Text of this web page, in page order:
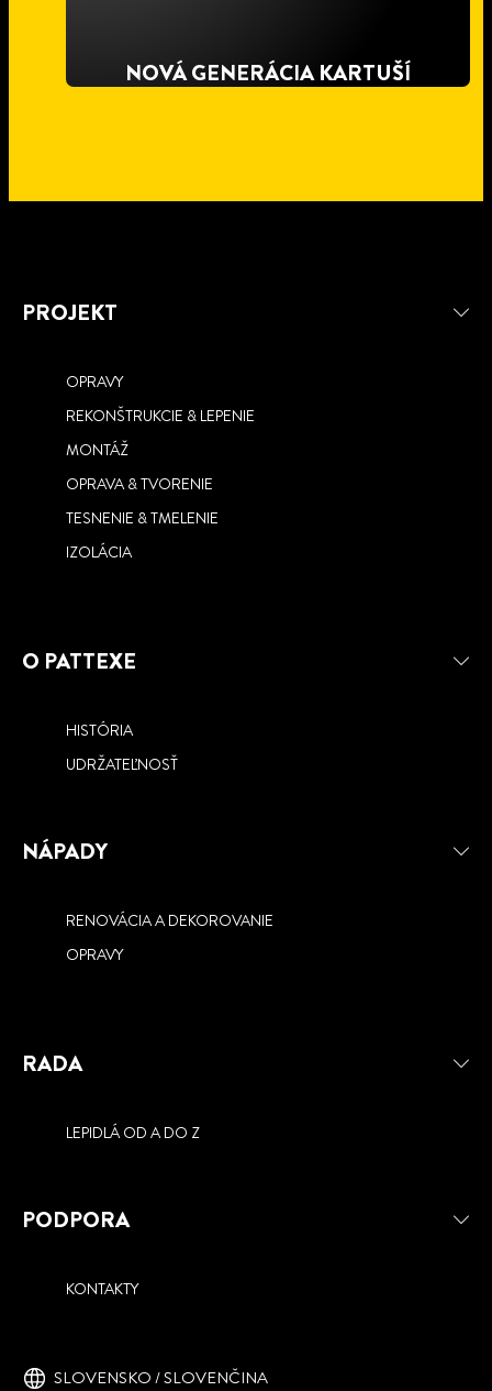
NOVÁ GENERÁCIA KARTUŠÍ
FIX & REMOVE
UNIKÁTNA PU PENA ŠETRNÁ K
ONE FOR ALL JEDNOTKA NA
PROJEKT
OPRAVY
REKONŠTRUKCIE & LEPENIE
MONTÁŽ
OPRAVA & TVORENIE
TESNENIE & TMELENIE
IZOLÁCIA
O PATTEXE
HISTÓRIA
UDRŽATEĽNOSŤ
NÁPADY
RENOVÁCIA A DEKOROVANIE
OPRAVY
RADA
LEPIDLÁ OD A DO Z
PODPORA
KONTAKTY
SLOVENSKO / SLOVENČINA